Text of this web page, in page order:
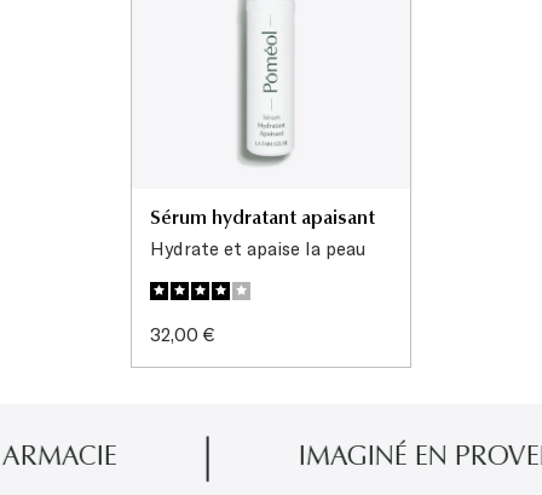
Sérum hydratant apaisant
Hydrate et apaise la peau
Prix
32,00 €
IMAGINÉ EN PROVENCE